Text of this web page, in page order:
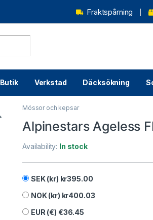
Fraktspårning
Butik Verkstad Däcksökning
Mössor och kepsar
Alpinestars Ageless
Availability: In stock
SEK (kr) kr395.00
NOK (kr) kr400.03
EUR (€) €36.45